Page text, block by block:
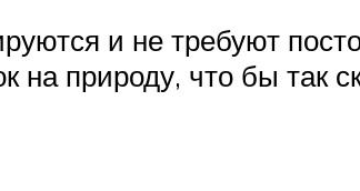
и не требуют
на природу, что бы так